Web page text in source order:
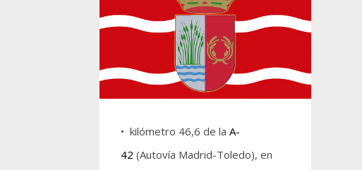
• kilómetro 46,6 de la A-
42 (Autovía Madrid-Toledo), en